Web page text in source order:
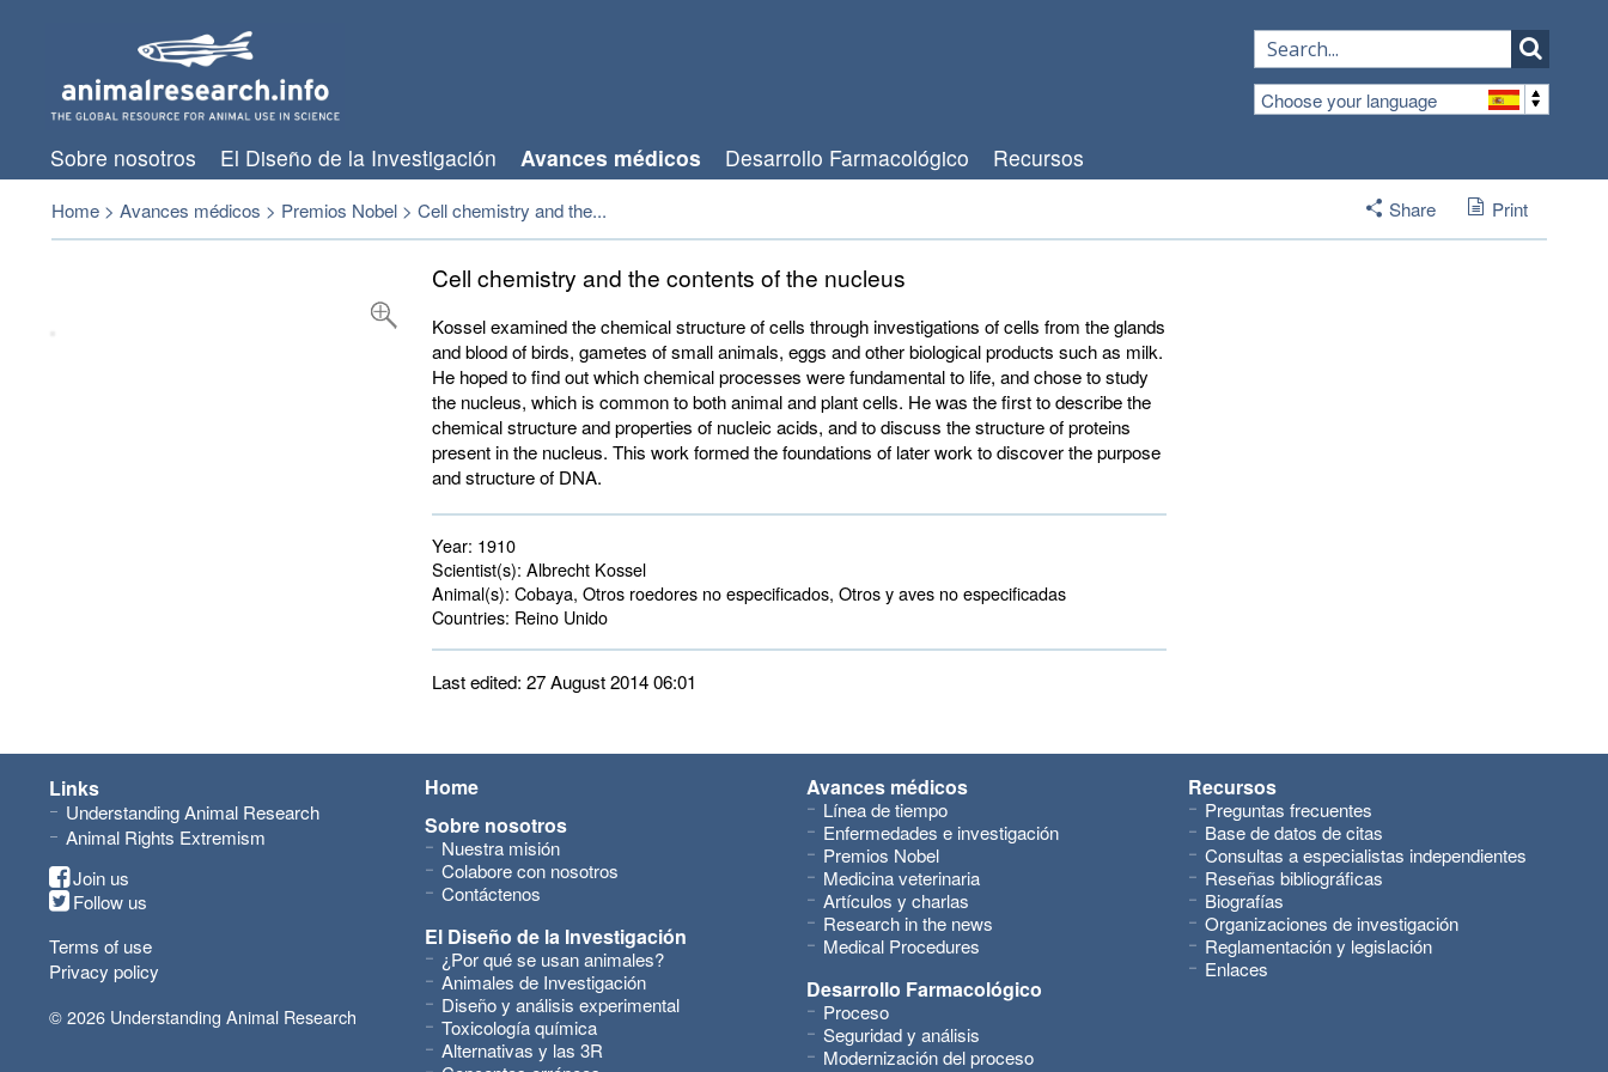
Choose your language
Sobre nosotros El Diseño de la Investigación Avances médicos Desarrollo Farmacológico Recursos
Home > Avances médicos > Premios Nobel > Cell chemistry and the... Share Print
Cell chemistry and the contents of the nucleus
Kossel examined the chemical structure of cells through investigations of cells from the glands
and blood of birds, gametes of small animals, eggs and other biological products such as milk.
He hoped to find out which chemical processes were fundamental to life, and chose to study
the nucleus, which is common to both animal and plant cells. He was the first to describe the
chemical structure and properties of nucleic acids, and to discuss the structure of proteins
present in the nucleus. This work formed the foundations of later work to discover the purpose
and structure of DNA.
Year: 1910
Scientist(s): Albrecht Kossel
Animal(s): Cobaya, Otros roedores no especificados, Otros y aves no especificadas
Countries: Reino Unido
Last edited: 27 August 2014 06:01
Links
Understanding Animal Research
Animal Rights Extremism
Join us
Follow us
Terms of use
Privacy policy
© 2026 Understanding Animal Research
Home
Sobre nosotros
Nuestra misión
Colabore con nosotros
Contáctenos
El Diseño de la Investigación
¿Por qué se usan animales?
Animales de Investigación
Diseño y análisis experimental
Toxicología química
Alternativas y las 3R
Avances médicos
Línea de tiempo
Enfermedades e investigación
Premios Nobel
Medicina veterinaria
Artículos y charlas
Research in the news
Medical Procedures
Desarrollo Farmacológico
Proceso
Seguridad y análisis
Modernización del proceso
Recursos
Preguntas frecuentes
Base de datos de citas
Consultas a especialistas independientes
Reseñas bibliográficas
Biografías
Organizaciones de investigación
Reglamentación y legislación
Enlaces